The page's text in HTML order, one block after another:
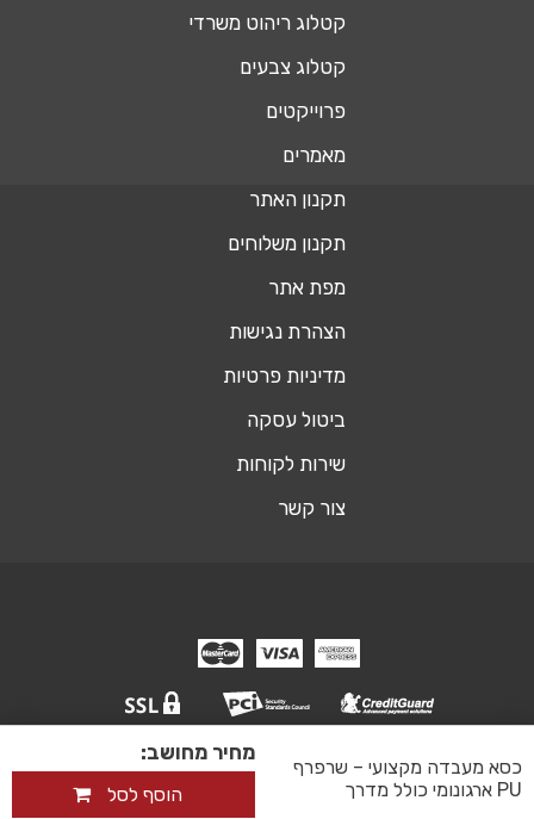
כסא מעבדה מקצועי – שרפרף
PU ארגונומי כולל מדרך
מחיר מחושב:
הוסף לסל
קטלוג ריהוט משרדי
קטלוג צבעים
פרוייקטים
מאמרים
תקנון האתר
תקנון משלוחים
מפת אתר
הצהרת נגישות
מדיניות פרטיות
ביטול עסקה
שירות לקוחות
צור קשר
© כל הזכויות שמורות אופיסשופ ריהוט משרדי
אקסטרה דיגיטל - שיווק דיגיטלי ובניית אתר